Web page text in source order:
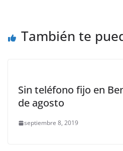
También te
Sin teléfono fijo en
de agosto
septiembre 8, 2019